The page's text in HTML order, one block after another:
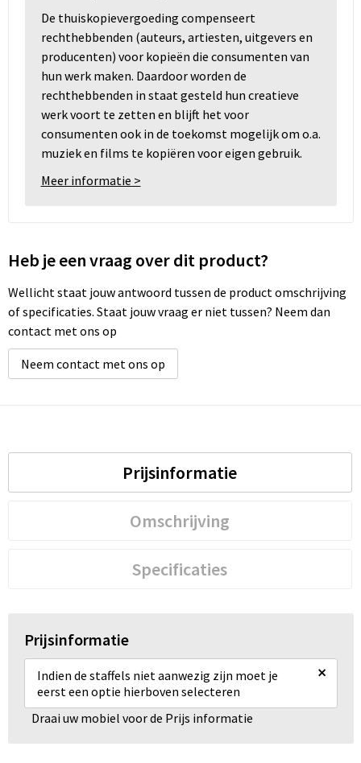
De thuiskopievergoeding compenseert
rechthebbenden (auteurs, artiesten, uitgevers en
producenten) voor kopieën die consumenten van
hun werk maken. Daardoor worden de
rechthebbenden in staat gesteld hun creatieve
werk voort te zetten en blijft het voor
consumenten ook in de toekomst mogelijk om o.a.
muziek en films te kopiëren voor eigen gebruik.
Meer informatie >
Heb je een vraag over dit product?
Wellicht staat jouw antwoord tussen de product omschrijving
of specificaties. Staat jouw vraag er niet tussen? Neem dan
contact met ons op
Neem contact met ons op
Prijsinformatie
Omschrijving
Specificaties
Prijsinformatie
Indien de staffels niet aanwezig zijn moet je
eerst een optie hierboven selecteren
×
Draai uw mobiel voor de Prijs informatie